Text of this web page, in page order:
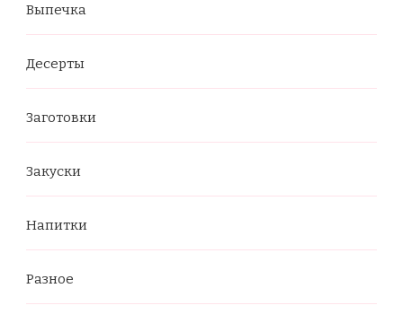
Выпечка
Десерты
Заготовки
Закуски
Напитки
Разное